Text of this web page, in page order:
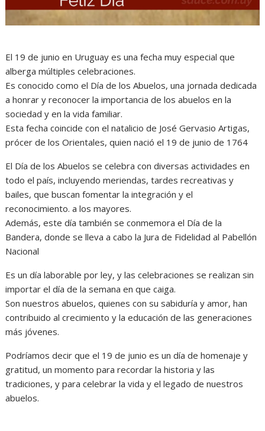
El 19 de junio en Uruguay es una fecha muy especial que
alberga múltiples celebraciones.
Es conocido como el Día de los Abuelos, una jornada dedicada
a honrar y reconocer la importancia de los abuelos en la
sociedad y en la vida familiar.
Esta fecha coincide con el natalicio de José Gervasio Artigas,
prócer de los Orientales, quien nació el 19 de junio de 1764
El Día de los Abuelos se celebra con diversas actividades en
todo el país, incluyendo meriendas, tardes recreativas y
bailes, que buscan fomentar la integración y el
reconocimiento. a los mayores.
Además, este día también se conmemora el Día de la
Bandera, donde se lleva a cabo la Jura de Fidelidad al Pabellón
Nacional
Es un día laborable por ley, y las celebraciones se realizan sin
importar el día de la semana en que caiga.
Son nuestros abuelos, quienes con su sabiduría y amor, han
contribuido al crecimiento y la educación de las generaciones
más jóvenes.
Podríamos decir que el 19 de junio es un día de homenaje y
gratitud, un momento para recordar la historia y las
tradiciones, y para celebrar la vida y el legado de nuestros
abuelos.